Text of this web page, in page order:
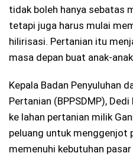
tidak boleh hanya sebatas
tetapi juga harus mulai
hilirisasi. Pertanian itu
masa depan buat anak-
Kepala Badan Penyuluhan
Pertanian (BPPSDMP),
ke lahan pertanian milik
peluang untuk menggenjot
memenuhi kebutuhan